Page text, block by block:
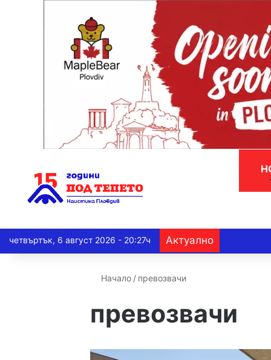
четвъртък, 6 август 2026 - 20:27ч Актуално
Начало / превозвачи
превозвачи